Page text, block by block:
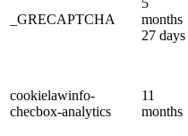
_GRECAPTCHA
months
27 days
cookielawinfo-
checbox-analytics
11
months